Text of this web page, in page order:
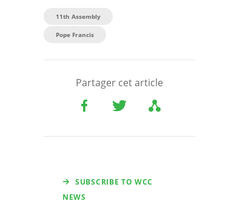
11th Assembly
Pope Francis
Partager cet article
SUBSCRIBE TO WCC
NEWS